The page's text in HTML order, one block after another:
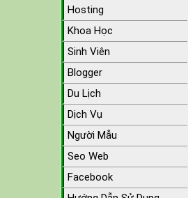
Hosting
Khoa Học
Sinh Viên
Blogger
Du Lịch
Dịch Vụ
Người Mẫu
Seo Web
Facebook